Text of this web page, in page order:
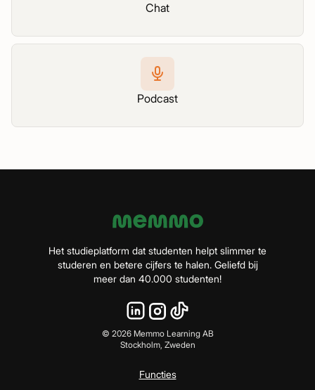
Chat
Podcast
Het studieplatform dat studenten helpt slimmer te
studeren en betere cijfers te halen. Geliefd bij
meer dan 40.000 studenten!
© 2026Memmo Learning AB
Stockholm, Zweden
Functies